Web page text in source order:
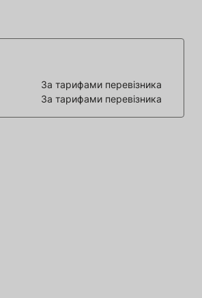
За тарифами перевізника
За тарифами перевізника